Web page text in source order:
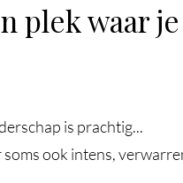
plek waar
is prachtig...
soms ook intens,